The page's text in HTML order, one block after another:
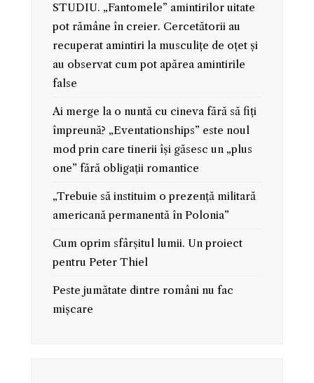
STUDIU. „Fantomele” amintirilor uitate
pot rămâne în creier. Cercetătorii au
recuperat amintiri la musculițe de oțet și
au observat cum pot apărea amintirile
false
Ai merge la o nuntă cu cineva fără să fiți
împreună? „Eventationships” este noul
mod prin care tinerii își găsesc un „plus
one” fără obligații romantice
„Trebuie să instituim o prezență militară
americană permanentă în Polonia”
Cum oprim sfârșitul lumii. Un proiect
pentru Peter Thiel
Peste jumătate dintre români nu fac
mișcare